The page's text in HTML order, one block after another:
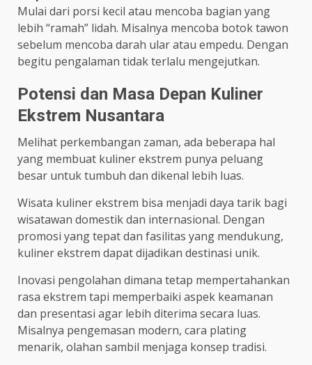
Mulai dari porsi kecil atau mencoba bagian yang
lebih “ramah” lidah. Misalnya mencoba botok tawon
sebelum mencoba darah ular atau empedu. Dengan
begitu pengalaman tidak terlalu mengejutkan.
Potensi dan Masa Depan Kuliner
Ekstrem Nusantara
Melihat perkembangan zaman, ada beberapa hal
yang membuat kuliner ekstrem punya peluang
besar untuk tumbuh dan dikenal lebih luas.
Wisata kuliner ekstrem bisa menjadi daya tarik bagi
wisatawan domestik dan internasional. Dengan
promosi yang tepat dan fasilitas yang mendukung,
kuliner ekstrem dapat dijadikan destinasi unik.
Inovasi pengolahan dimana tetap mempertahankan
rasa ekstrem tapi memperbaiki aspek keamanan
dan presentasi agar lebih diterima secara luas.
Misalnya pengemasan modern, cara plating
menarik, olahan sambil menjaga konsep tradisi.